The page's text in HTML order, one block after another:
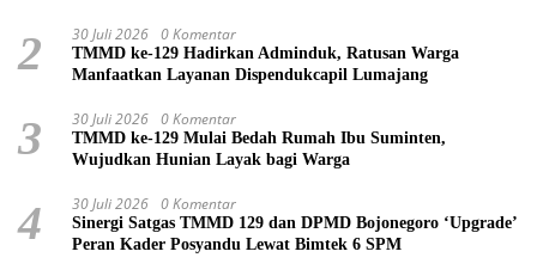
2 30 Juli 2026 0 Komentar
TMMD ke-129 Hadirkan Adminduk, Ratusan Warga
Manfaatkan Layanan Dispendukcapil Lumajang
3 30 Juli 2026 0 Komentar
TMMD ke-129 Mulai Bedah Rumah Ibu Suminten,
Wujudkan Hunian Layak bagi Warga
4 30 Juli 2026 0 Komentar
Sinergi Satgas TMMD 129 dan DPMD Bojonegoro ‘Upgrade’
Peran Kader Posyandu Lewat Bimtek 6 SPM